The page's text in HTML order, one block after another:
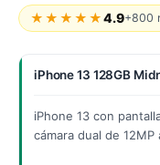
★★★★★4.9+800
iPhone 13 128GB
iPhone 13 con
cámara dual de